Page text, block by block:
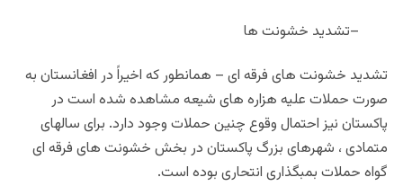
–تشدید خشونت ها
تشدید خشونت های فرقه ای – همانطور که اخیراً در افغانستان به
صورت حملات علیه هزاره های شیعه مشاهده شده است در
پاکستان نیز احتمال وقوع چنین حملات وجود دارد. برای سالهای
متمادی ، شهرهای بزرگ پاکستان در بخش خشونت های فرقه ای
گواه حملات بمبگذاری انتحاری بوده است.